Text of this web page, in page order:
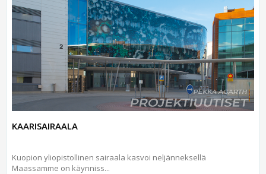
KAARISAIRAALA
Kuopion yliopistollinen sairaala kasvoi neljänneksellä
Maassamme on käynniss...